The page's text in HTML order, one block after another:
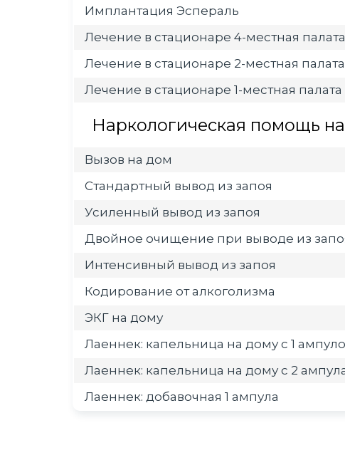
Имплантация Эспераль
Лечение в стационаре 4-местная палата
Лечение в стационаре 2-местная палата
Лечение в стационаре 1-местная палата
Наркологическая помощь
Вызов на дом
Стандартный вывод из запоя
Усиленный вывод из запоя
Двойное очищение при выводе из
Интенсивный вывод из запоя
Кодирование от алкоголизма
ЭКГ на дому
Лаеннек: капельница на дому с 1
Лаеннек: капельница на дому с 2
Лаеннек: добавочная 1 ампула